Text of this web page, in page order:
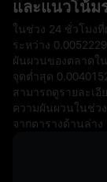
และแนวโน้ม
ในช่วง 24 ชั่วโมง
ระหว่าง
ผันผวนของตลาดใ
จุดต่ำสุด
สามารถดูรายละเอี
ความผันผวนในช่ว
จากตารางด้านล่าง